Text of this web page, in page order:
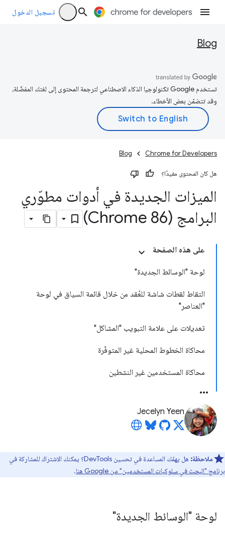
تسجيل الدخول
Blog
تستخدم Google تكنولوجيا الذكاء الاصطناعي لترجمة المحتوى إلى لغتك المفضّلة،
وقد تتضمّن بعض الأخطاء.
Chrome for Developers
Blog
هل كان المحتوى مفيدًا؟
الميزات الجديدة في أدوات مطوّري
البرامج (Chrome 86)
على هذه الصفحة
لوحة "الوسائط الجديدة"
التقاط لقطات شاشة للعُقد من خلال قائمة السياق في لوحة
"العناصر"
تعديلات على علامة التبويب "المشاكل"
محاكاة الخطوط المحلية غير المتوفّرة
محاكاة المستخدمين غير النشطين
Jecelyn Yeen
ملاحظة: هل يهمّك المساعدة في تحسين DevTools؟ يمكنك الاشتراك للمشاركة في
برنامج "البحث في سلوكيات المستخدمين" من Google هنا
.
لوحة "الوسائط الجديدة"